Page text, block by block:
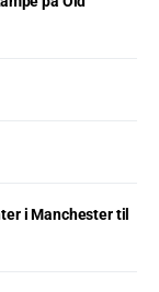
i Manchester til